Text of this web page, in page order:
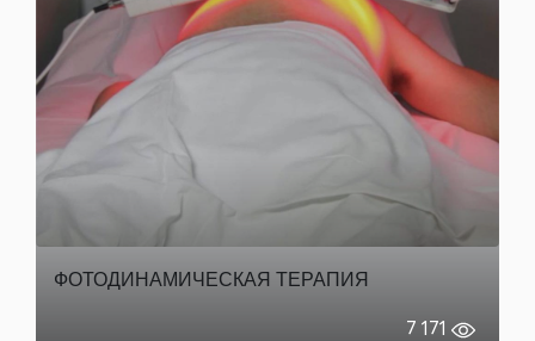
ФОТОДИНАМИЧЕСКАЯ ТЕРАПИЯ
7 171